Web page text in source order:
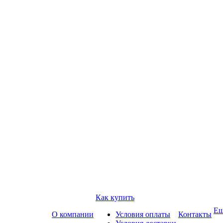
О компании
Как купить
Условия оплаты
Контакты